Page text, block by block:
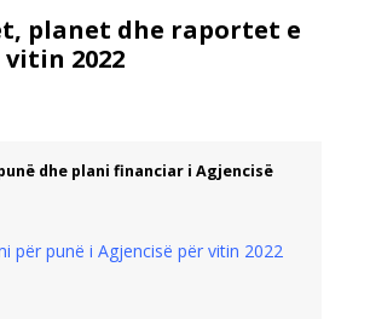
planet dhe raportet e
2022
dhe plani financiar i Agjencisë
për punë i Agjencisë për vitin 2022